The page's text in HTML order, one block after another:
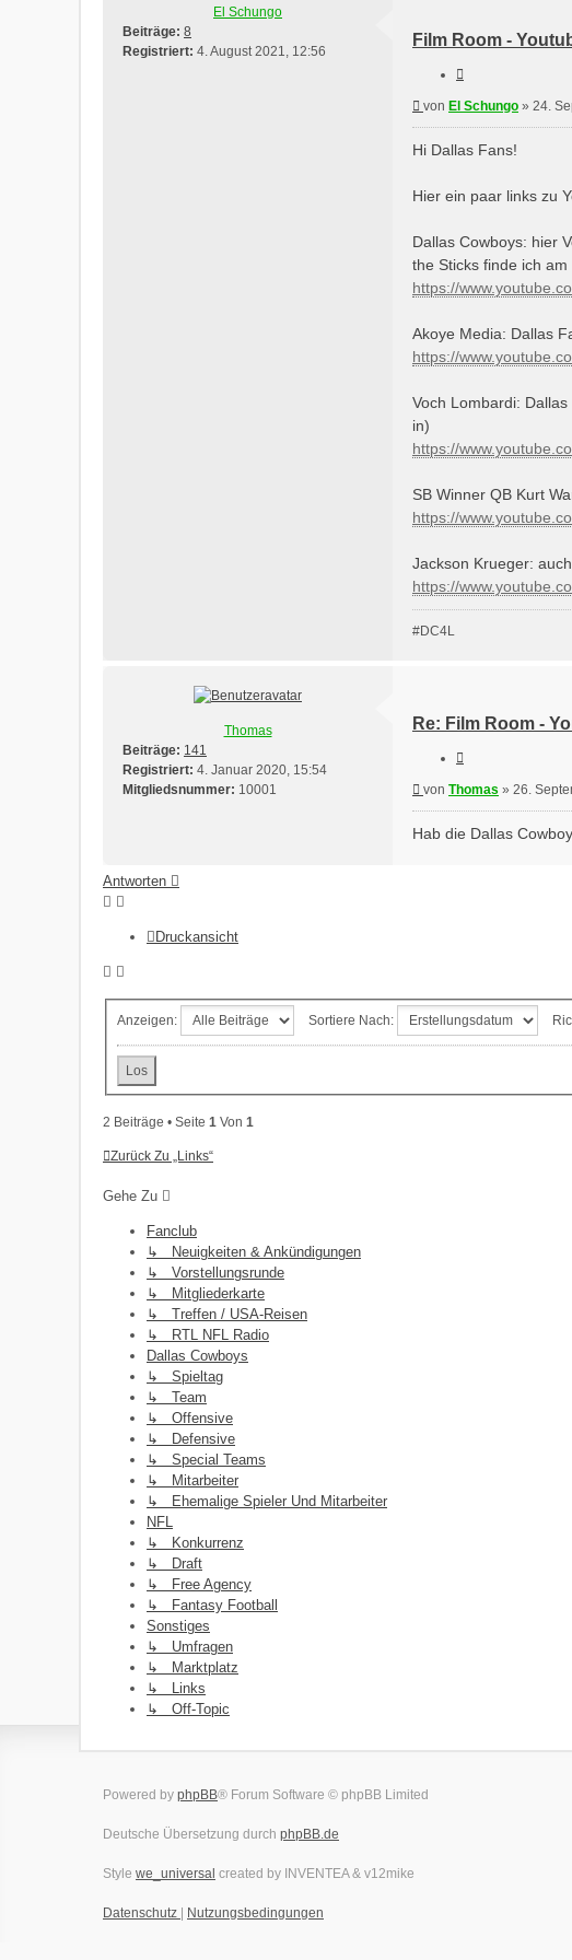
El Schungo
Beiträge: 8
Registriert: 4. August 2021, 12:56
Film Room -
Beitrag
von El Schungo » 24.
Hi Dallas Fans!
Hier ein paar links zu
Dallas Cowboys: hier
the Sticks finde ich am
https://
Akoye Media: Dallas
https://
Voch Lombardi:
in)
https://
SB Winner QB Kurt
https://
Jackson Krueger:
https://
#DC4L
Thomas
Beiträge: 141
Registriert: 4. Januar 2020, 15:54
Mitgliedsnummer: 10001
Re: Film Room -
Beitrag
von Thomas » 26.
Hab die Dallas
Antworten
Druckansicht
Anzeigen: Sortiere Nach:
2 Beiträge • Seite 1 Von 1
Zurück Zu „Links“
Gehe Zu
Fanclub
↳ Neuigkeiten & Ankündigungen
↳ Vorstellungsrunde
↳ Mitgliederkarte
↳ Treffen / USA-Reisen
↳ RTL NFL Radio
Dallas Cowboys
↳ Spieltag
↳ Team
↳ Offensive
↳ Defensive
↳ Special Teams
↳ Mitarbeiter
↳ Ehemalige Spieler Und Mitarbeiter
NFL
↳ Konkurrenz
↳ Draft
↳ Free Agency
↳ Fantasy Football
Sonstiges
↳ Umfragen
↳ Marktplatz
↳ Links
↳ Off-Topic
Powered by phpBB® Forum Software © phpBB Limited
Deutsche Übersetzung durch phpBB.de
Style we_universal created by INVENTEA & v12mike
Datenschutz Nutzungsbedingungen